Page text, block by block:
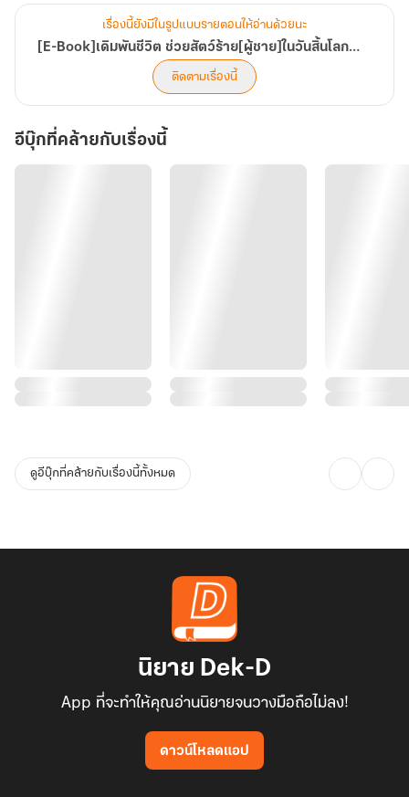
แต่ยิ่งอยู่ด้วยกันนานเข้า มิเกลกลับเริ่มตระหนักว่า 'ความปรารถนา' ของ
ชายที่เขาช่วยไว้นั้น ไม่ได้หยุดอยู่แค่การมีชีวิตรอด แต่มันคือความยึดติดที่
หยั่งรากลึก... และพร้อมจะทำลายทุกอย่างที่ขวางกั้นระหว่างพวกเขาทั้ง
สองคน
เรื่องนี้ยังมีในรูปแบบรายตอนให้อ่านด้วยนะ
[E-Book]เดิมพันชีวิต ช่วยสัตว์ร้าย[ผู้ชาย]ในวันสิ้นโลก[BL]
ติดตามเรื่องนี้
อีบุ๊กที่คล้ายกับเรื่องนี้
ดูอีบุ๊กที่คล้ายกับเรื่องนี้ทั้งหมด
นิยาย Dek-D
App ที่จะทำให้คุณอ่านนิยายจนวางมือถือไม่ลง!
ดาวน์โหลดแอป